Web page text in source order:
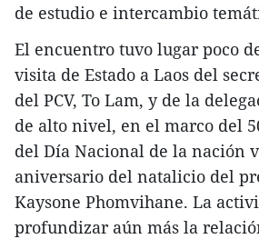
de estudio e intercambio
El encuentro tuvo lugar poco
visita de Estado a Laos del
del PCV, To Lam, y de la
de alto nivel, en el marco del
del Día Nacional de la nación
aniversario del natalicio del
Kaysone Phomvihane. La
profundizar aún más la